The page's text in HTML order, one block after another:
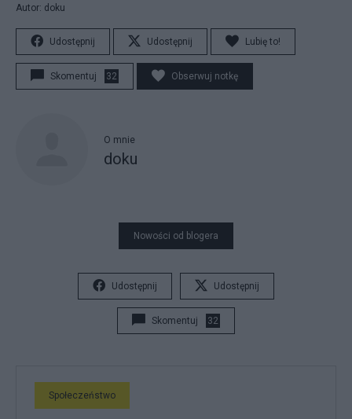
Autor: doku
Udostępnij Udostępnij Lubię to!
Skomentuj 32 Obserwuj notkę
O mnie
doku
Nowości od blogera
Udostępnij Udostępnij
Skomentuj 32
Społeczeństwo